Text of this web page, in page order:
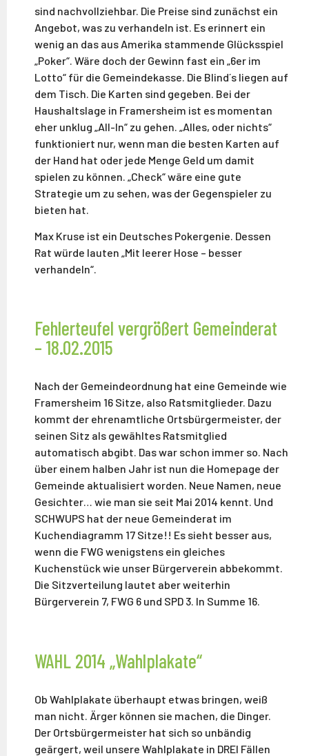
sind nachvollziehbar. Die Preise sind zunächst ein
Angebot, was zu verhandeln ist. Es erinnert ein
wenig an das aus Amerika stammende Glücksspiel
„Poker“. Wäre doch der Gewinn fast ein „6er im
Lotto“ für die Gemeindekasse. Die Blind´s liegen auf
dem Tisch. Die Karten sind gegeben. Bei der
Haushaltslage in Framersheim ist es momentan
eher unklug „All-In“ zu gehen. „Alles, oder nichts“
funktioniert nur, wenn man die besten Karten auf
der Hand hat oder jede Menge Geld um damit
spielen zu können. „Check“ wäre eine gute
Strategie um zu sehen, was der Gegenspieler zu
bieten hat.
Max Kruse ist ein Deutsches Pokergenie. Dessen
Rat würde lauten „Mit leerer Hose – besser
verhandeln“.
Fehlerteufel vergrößert Gemeinderat
– 18.02.2015
Nach der Gemeindeordnung hat eine Gemeinde wie
Framersheim 16 Sitze, also Ratsmitglieder. Dazu
kommt der ehrenamtliche Ortsbürgermeister, der
seinen Sitz als gewähltes Ratsmitglied
automatisch abgibt. Das war schon immer so. Nach
über einem halben Jahr ist nun die Homepage der
Gemeinde aktualisiert worden. Neue Namen, neue
Gesichter… wie man sie seit Mai 2014 kennt. Und
SCHWUPS hat der neue Gemeinderat im
Kuchendiagramm 17 Sitze!! Es sieht besser aus,
wenn die FWG wenigstens ein gleiches
Kuchenstück wie unser Bürgerverein abbekommt.
Die Sitzverteilung lautet aber weiterhin
Bürgerverein 7, FWG 6 und SPD 3. In Summe 16.
WAHL 2014 „Wahlplakate“
Ob Wahlplakate überhaupt etwas bringen, weiß
man nicht. Ärger können sie machen, die Dinger.
Der Ortsbürgermeister hat sich so unbändig
geärgert, weil unsere Wahlplakate in DREI Fällen